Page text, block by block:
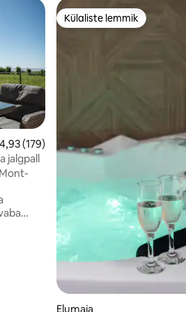
hinnang 4,93/5, 179 hinnangut
4,93 (179)
jalgpall
Külaliste lemmik
Külaliste lemmik
Elumaja